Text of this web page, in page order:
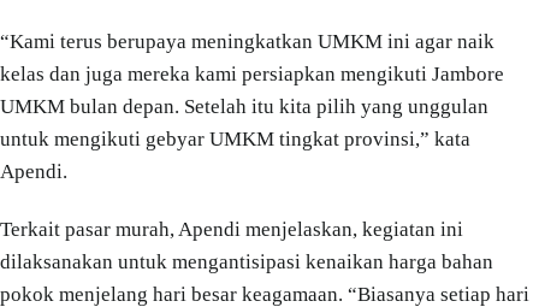
“Kami terus berupaya meningkatkan UMKM ini agar naik
kelas dan juga mereka kami persiapkan mengikuti Jambore
UMKM bulan depan. Setelah itu kita pilih yang unggulan
untuk mengikuti gebyar UMKM tingkat provinsi,” kata
Apendi.
Terkait pasar murah, Apendi menjelaskan, kegiatan ini
dilaksanakan untuk mengantisipasi kenaikan harga bahan
pokok menjelang hari besar keagamaan. “Biasanya setiap hari